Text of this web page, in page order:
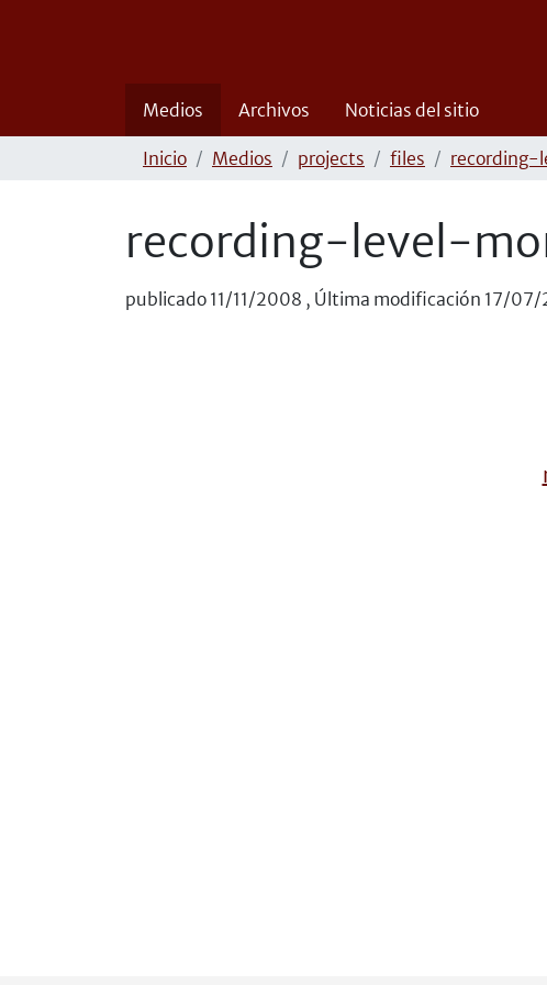
Medios Archivos Noticias del sitio
Inicio
Medios projects files recording-
recording-level-
publicado 11/11/2008 , Última modificación 17/07/